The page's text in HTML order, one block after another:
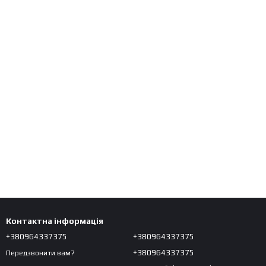
Контактна інформація
+380964337375
Передзвонити вам?
+380964337375
+380964337375